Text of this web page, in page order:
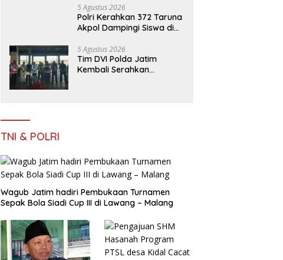
5 Agustus 2026
Polri Kerahkan 372 Taruna
Akpol Dampingi Siswa di
Bersama Taruna Akademi
TNI
5 Agustus 2026
Tim DVI Polda Jatim
Kembali Serahkan
TNI & POLRI
Wagub Jatim hadiri Pembukaan Turnamen
Sepak Bola Siadi Cup III di Lawang – Malang